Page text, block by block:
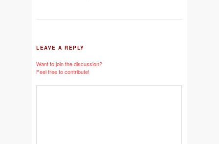
LEAVE A REPLY
Want to join the discussion?
Feel free to contribute!